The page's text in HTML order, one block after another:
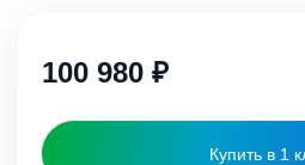
100 980 ₽
Купить в 1